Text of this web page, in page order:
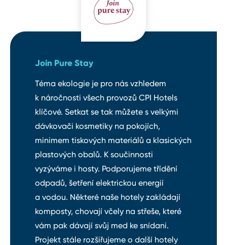
Join Pure Stay
Téma ekologie je pro nás vzhledem
k náročnosti všech provozů CPI Hotels
klíčové. Setkat se tak můžete s velkými
dávkovači kosmetiky na pokojích,
minimem tiskových materiálů a klasických
plastových obalů. K součinnosti
vyzýváme i hosty. Podporujeme třídění
odpadů, šetření elektrickou energií
a vodou. Některé naše hotely zakládají
komposty, chovají včely na střeše, které
vám pak dávají svůj med ke snídani.
Projekt stále rozšiřujeme o další hotely